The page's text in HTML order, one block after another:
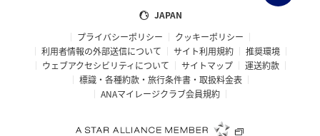
JAPAN
プライバシーポリシー
クッキーポリシー
利用者情報の外部送信について
サイト利用規約
推奨環境
ウェブアクセシビリティについて
サイトマップ
運送約款
標識・各種約款・旅行条件書・取扱料金表
ANAマイレージクラブ会員規約